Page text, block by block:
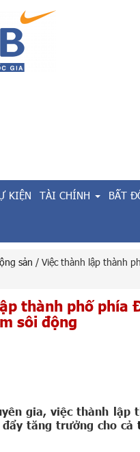
KIỆN TÀI CHÍNH BẤT
sản / Việc thành lập thành
thành phố phía
sôi động
gia, việc thành lập
tăng trưởng cho cả